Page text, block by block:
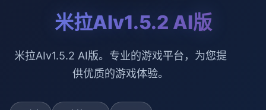
米拉AIv1.5.2 AI版
米拉AIv1.5.2 AI版。专业的游戏平台，为您提
供优质的游戏体验。